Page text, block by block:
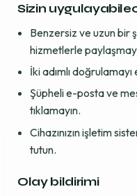
Sizin
Benzersiz ve uzun bir
hizmetlerle
İki adımlı
Şüpheli e-posta ve
tıklamayın.
Cihazınızın işletim
tutun.
Olay bildirimi